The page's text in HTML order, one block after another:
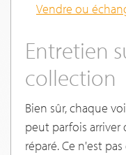
Vendre ou
Entretien
collection
Bien sûr, chaque
peut parfois
réparé. Ce n'est